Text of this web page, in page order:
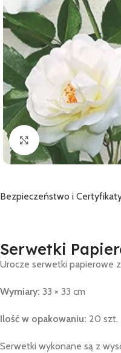
Click to enlarge
Bezpieczeństwo i
Serwetki
Urocze serwetki papierowe
Wymiary: 33 × 33 cm
Ilość w opakowaniu: 20 szt.
Serwetki wykonane są z